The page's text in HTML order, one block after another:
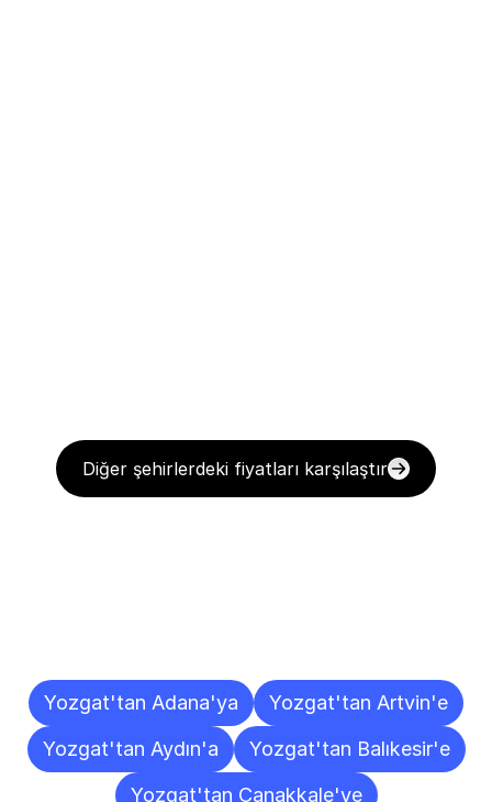
Diğer şehirlerdeki fiyatları karşılaştır
Yozgat'tan Adana'ya
Yozgat'tan Artvin'e
Yozgat'tan Aydın'a
Yozgat'tan Balıkesir'e
Yozgat'tan Çanakkale'ye